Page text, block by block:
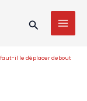
Rechercher
faut-il le déplacer debout